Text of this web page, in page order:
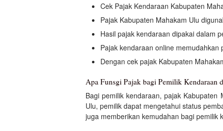
Cek Pajak Kendaraan Kabupaten
Pajak Kabupaten Mahakam Ulu
Hasil pajak kendaraan dipakai dalam
Pajak kendaraan online
Dengan cek pajak Kabupaten
Apa Funsgi Pajak bagi Pemilik Kendaraan
Bagi pemilik kendaraan, pajak
Ulu, pemilik dapat mengetahui status
juga memberikan kemudahan bagi pemilik